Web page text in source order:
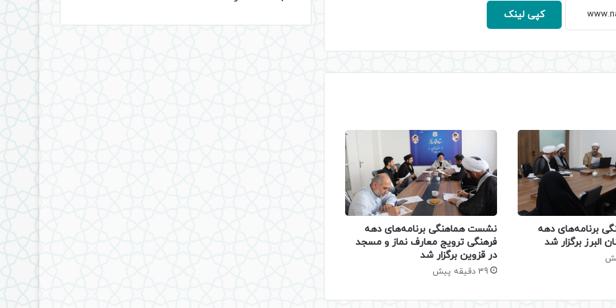
کپی لینک
برنامه‌های دهه
البرز برگزار شد
نشست هماهنگی برنامه‌های دهه
فرهنگی ترویج معارف نماز و مسجد
در قزوین برگزار شد
39 دقیقه پیش